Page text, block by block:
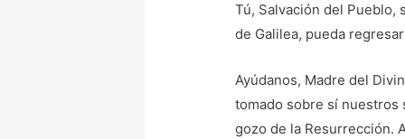
Tú, Salvación del Pueblo,
de Galilea, pueda
Ayúdanos, Madre del
tomado sobre sí nuestros
gozo de la Resurrección.